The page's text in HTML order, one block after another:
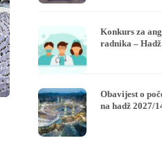
Konkurs za
radnika –
Obavijest o
na hadž 2027/